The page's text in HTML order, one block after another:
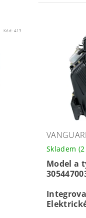
Kód: 413
Skladem
Model a